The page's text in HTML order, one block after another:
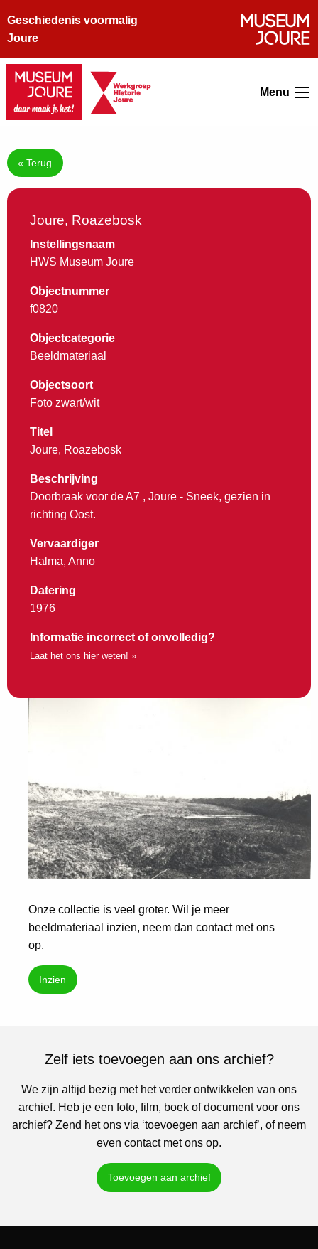
Geschiedenis voormalig
Joure
Menu
« Terug
Joure, Roazebosk
Instellingsnaam
HWS Museum Joure
Objectnummer
f0820
Objectcategorie
Beeldmateriaal
Objectsoort
Foto zwart/wit
Titel
Joure, Roazebosk
Beschrijving
Doorbraak voor de A7 , Joure - Sneek, gezien in
richting Oost.
Vervaardiger
Halma, Anno
Datering
1976
Informatie incorrect of onvolledig?
Laat het ons hier weten! »
Onze collectie is veel groter. Wil je meer
beeldmateriaal inzien, neem dan contact met ons
op.
Inzien
Zelf iets toevoegen aan ons archief?
We zijn altijd bezig met het verder ontwikkelen van ons
archief. Heb je een foto, film, boek of document voor ons
archief? Zend het ons via ‘toevoegen aan archief’, of neem
even contact met ons op.
Toevoegen aan archief